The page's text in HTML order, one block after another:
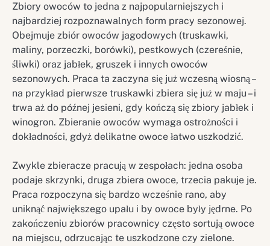
Zbiory owoców to jedna z najpopularniejszych i
najbardziej rozpoznawalnych form pracy sezonowej.
Obejmuje zbiór owoców jagodowych (truskawki,
maliny, porzeczki, borówki), pestkowych (czereśnie,
śliwki) oraz jabłek, gruszek i innych owoców
sezonowych. Praca ta zaczyna się już wczesną wiosną –
na przykład pierwsze truskawki zbiera się już w maju – i
trwa aż do późnej jesieni, gdy kończą się zbiory jabłek i
winogron. Zbieranie owoców wymaga ostrożności i
dokładności, gdyż delikatne owoce łatwo uszkodzić.
Zwykle zbieracze pracują w zespołach: jedna osoba
podaje skrzynki, druga zbiera owoce, trzecia pakuje je.
Praca rozpoczyna się bardzo wcześnie rano, aby
uniknąć największego upału i by owoce były jędrne. Po
zakończeniu zbiorów pracownicy często sortują owoce
na miejscu, odrzucając te uszkodzone czy zielone.